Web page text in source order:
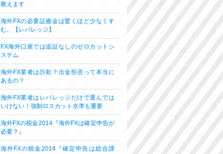
教えます
海外FXの必要証拠金は驚くほど少なくす
む。【レバレッジ】
FX海外口座では追証なしのゼロカットシ
ステム
海外FX業者は詐欺？出金拒否って本当に
あるの？
海外FX業者はレバレッジだけで選んでは
いけない！強制ロスカット水準も重要
海外FXの税金2014『海外FXは確定申告が
必要？』
海外FXの税金2014『確定申告は総合課